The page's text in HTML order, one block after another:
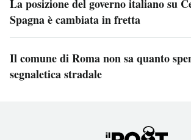
La posizione del governo italiano su
Spagna è cambiata in fretta
Il comune di Roma non sa quanto
segnaletica stradale